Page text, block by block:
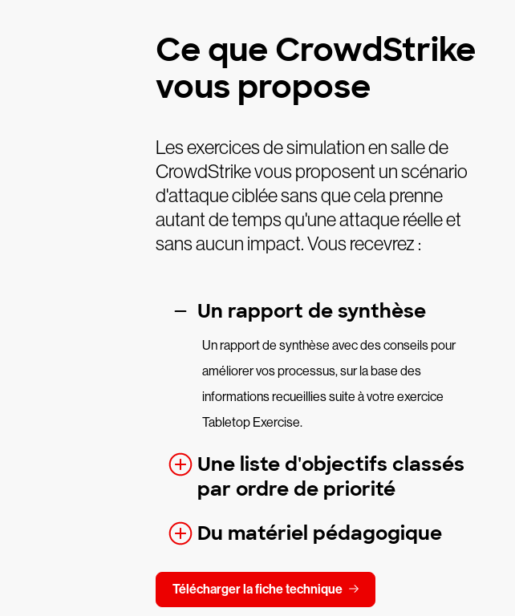
Ce que CrowdStrike
vous propose
Les exercices de simulation en salle de
CrowdStrike vous proposent un scénario
d'attaque ciblée sans que cela prenne
autant de temps qu'une attaque réelle et
sans aucun impact. Vous recevrez :
Un rapport de synthèse
Un rapport de synthèse avec des conseils pour
améliorer vos processus, sur la base des
informations recueillies suite à votre exercice
Tabletop Exercise.
Une liste d'objectifs classés
par ordre de priorité
Du matériel pédagogique
Télécharger la fiche technique